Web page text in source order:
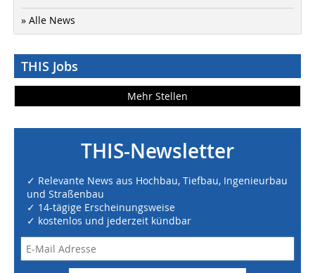
» Alle News
THIS Jobs
Mehr Stellen
THIS-Newsletter
✓ Relevante News aus Hochbau, Tiefbau, Ingenieurbau
und Straßenbau
✓ 14-tägige Erscheinungsweise
✓ kostenlos und jederzeit kündbar